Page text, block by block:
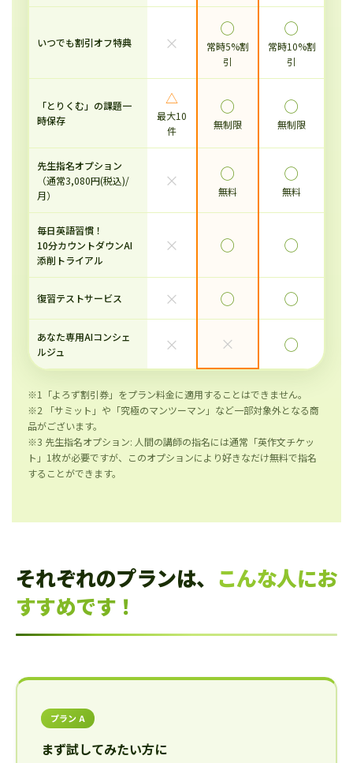
いつでも割引オフ特典 ×
◯
常時5%割
引
◯
常時10%割
引
「とりくむ」の課題一
時保存
△
最大10
件
◯
無制限
◯
無制限
先生指名オプション
（通常3,080円(税込)/
月）
× ◯
無料
◯
無料
毎日英語習慣！
10分カウントダウンAI
添削トライアル
× ◯ ◯
復習テストサービス × ◯ ◯
あなた専用AIコンシェ
ルジュ
× × ◯
※1「よろず割引券」をプラン料金に適用することはできません。
※2 「サミット」や「究極のマンツーマン」など一部対象外となる商
品がございます。
※3 先生指名オプション: 人間の講師の指名には通常「英作文チケッ
ト」1枚が必要ですが、このオプションにより好きなだけ無料で指名
することができます。
それぞれのプランは、 こんな人にお
すすめです！
プラン A
まず試してみたい方に